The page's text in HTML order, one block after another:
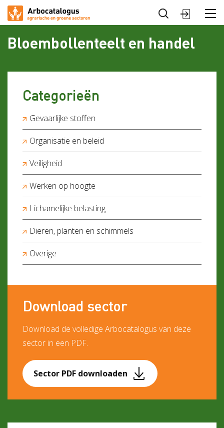
Arbocatalogus
Sluiten
Bloembollenteelt en handel
Categorieën
Gevaarlijke stoffen
Organisatie en beleid
Veiligheid
Werken op hoogte
Lichamelijke belasting
Dieren, planten en schimmels
Overige
Download sector
Download de volledige Arbocatalogus van deze
sector in een PDF.
Sector PDF downloaden